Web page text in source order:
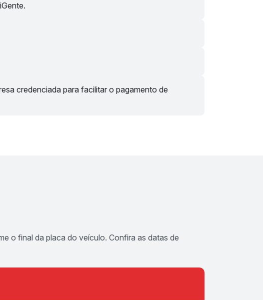
credenciada para facilitar o pagamento de
o final da placa do veículo. Confira as datas de